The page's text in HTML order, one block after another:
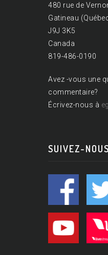
480 rue de
Gatineau
J9J 3K5
Canada
819-486-0190
Avez -vous une
commentaire?
Écrivez-nous à
SUIVEZ-NOUS